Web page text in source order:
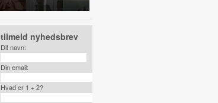
tilmeld nyhedsbrev
Dit navn:
Din email:
Hvad er 1 + 2?